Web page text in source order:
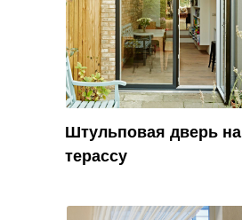
Штульповая дверь на
терассу